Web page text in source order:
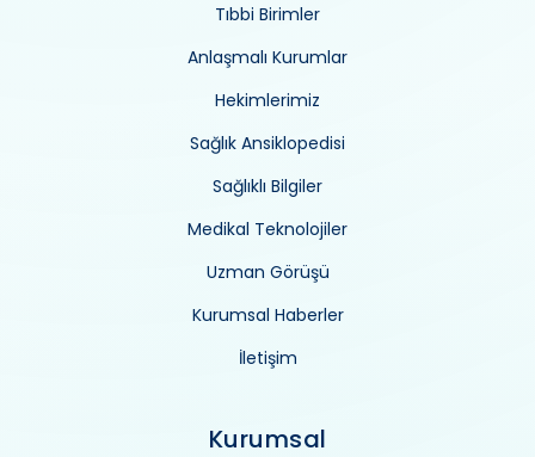
Tıbbi Birimler
Anlaşmalı Kurumlar
Hekimlerimiz
Sağlık Ansiklopedisi
Sağlıklı Bilgiler
Medikal Teknolojiler
Uzman Görüşü
Kurumsal Haberler
İletişim
Kurumsal